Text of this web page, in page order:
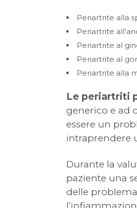
Periartrite alla
Periartrite
Periartrite al
Periartrite al
Periartrite alla
Le periartriti
generico e ad
essere un
intraprendere
Durante la
paziente una
delle